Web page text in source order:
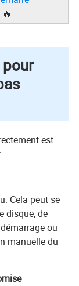
🔥
est
Cela peut se
disque, de
ou
manuelle du